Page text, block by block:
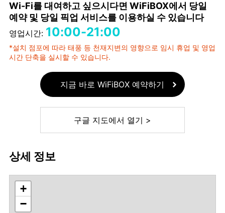
Wi-Fi를 대여하고 싶으시다면 WiFiBOX에서 당일
예약 및 당일 픽업 서비스를 이용하실 수 있습니다
영업시간: 10:00-21:00
*설치 점포에 따라 태풍 등 천재지변의 영향으로 임시 휴업 및 영업
시간 단축을 실시할 수 있습니다.
지금 바로 WiFiBOX 예약하기
구글 지도에서 열기 >
상세 정보
+
−